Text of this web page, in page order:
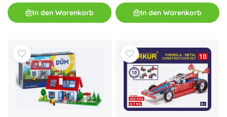
In den Warenkorb In den Warenkorb